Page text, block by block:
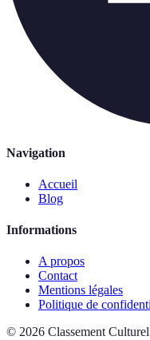
Navigation
Accueil
Blog
Informations
A propos
Contact
Mentions légales
Politique de
© 2026 Classement Culturel